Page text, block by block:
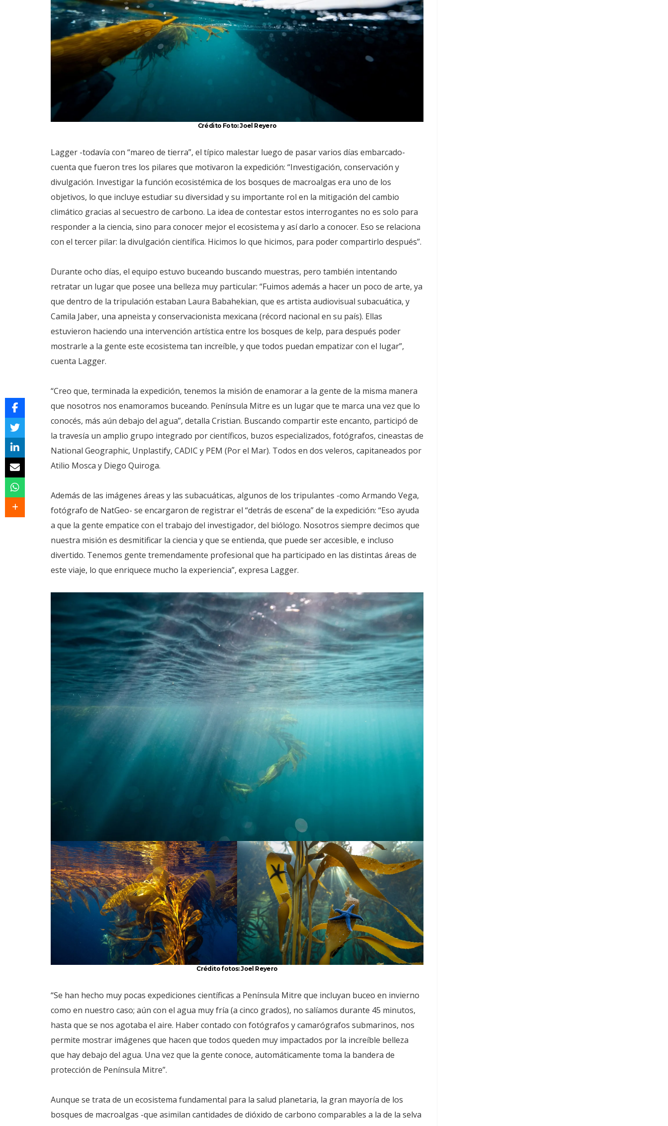
Crédito Foto: Joel Reyero
Lagger -todavía con “mareo de tierra”, el típico malestar luego de pasar varios días embarcado-
cuenta que fueron tres los pilares que motivaron la expedición: “Investigación, conservación y
divulgación. Investigar la función ecosistémica de los bosques de macroalgas era uno de los
objetivos, lo que incluye estudiar su diversidad y su importante rol en la mitigación del cambio
climático gracias al secuestro de carbono. La idea de contestar estos interrogantes no es solo para
responder a la ciencia, sino para conocer mejor el ecosistema y así darlo a conocer. Eso se relaciona
con el tercer pilar: la divulgación científica. Hicimos lo que hicimos, para poder compartirlo después”.
Durante ocho días, el equipo estuvo buceando buscando muestras, pero también intentando
retratar un lugar que posee una belleza muy particular: “Fuimos además a hacer un poco de arte, ya
que dentro de la tripulación estaban Laura Babahekian, que es artista audiovisual subacuática, y
Camila Jaber, una apneista y conservacionista mexicana (récord nacional en su país). Ellas
estuvieron haciendo una intervención artística entre los bosques de kelp, para después poder
mostrarle a la gente este ecosistema tan increíble, y que todos puedan empatizar con el lugar”,
cuenta Lagger.
“Creo que, terminada la expedición, tenemos la misión de enamorar a la gente de la misma manera
que nosotros nos enamoramos buceando. Península Mitre es un lugar que te marca una vez que lo
conocés, más aún debajo del agua”, detalla Cristian. Buscando compartir este encanto, participó de
la travesía un amplio grupo integrado por científicos, buzos especializados, fotógrafos, cineastas de
National Geographic, Unplastify, CADIC y PEM (Por el Mar). Todos en dos veleros, capitaneados por
Atilio Mosca y Diego Quiroga.
Además de las imágenes áreas y las subacuáticas, algunos de los tripulantes -como Armando Vega,
fotógrafo de NatGeo- se encargaron de registrar el “detrás de escena” de la expedición: “Eso ayuda
a que la gente empatice con el trabajo del investigador, del biólogo. Nosotros siempre decimos que
nuestra misión es desmitificar la ciencia y que se entienda, que puede ser accesible, e incluso
divertido. Tenemos gente tremendamente profesional que ha participado en las distintas áreas de
este viaje, lo que enriquece mucho la experiencia”, expresa Lagger.
Crédito fotos: Joel Reyero
“Se han hecho muy pocas expediciones científicas a Península Mitre que incluyan buceo en invierno
como en nuestro caso; aún con el agua muy fría (a cinco grados), no salíamos durante 45 minutos,
hasta que se nos agotaba el aire. Haber contado con fotógrafos y camarógrafos submarinos, nos
permite mostrar imágenes que hacen que todos queden muy impactados por la increíble belleza
que hay debajo del agua. Una vez que la gente conoce, automáticamente toma la bandera de
protección de Península Mitre”.
Aunque se trata de un ecosistema fundamental para la salud planetaria, la gran mayoría de los
bosques de macroalgas -que asimilan cantidades de dióxido de carbono comparables a la de la selva